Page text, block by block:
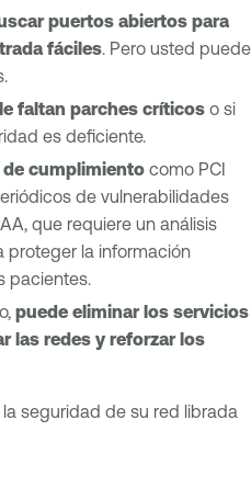
puertos abiertos para
fáciles. Pero usted puede
faltan parches críticos o si
es deficiente.
de cumplimiento como PCI
de vulnerabilidades
que requiere un análisis
proteger la información
pacientes.
puede eliminar los servicios
las redes y reforzar los
seguridad de su red librada